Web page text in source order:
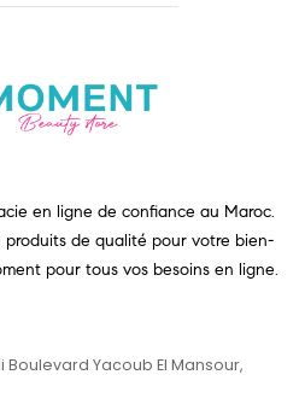
en ligne de confiance au Maroc.
produits de qualité pour votre bien-
pour tous vos besoins en ligne.
Yacoub El Mansour,